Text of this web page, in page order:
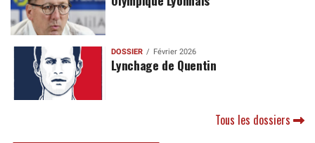
DOSSIER Février 2026
Lynchage de Quentin
Tous les dossiers